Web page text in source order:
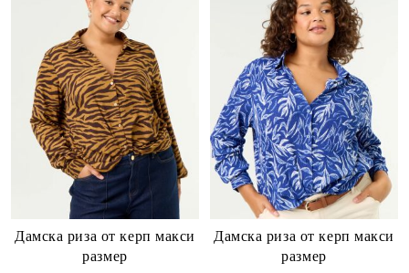
Дамска риза от керп макси
размер
Дамска риза от керп макси
размер